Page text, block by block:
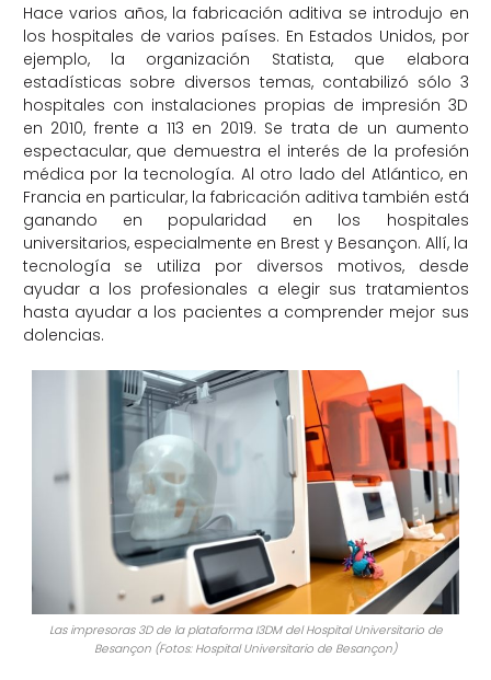
Hace varios años, la fabricación aditiva se introdujo en
los hospitales de varios países. En Estados Unidos, por
ejemplo, la organización Statista, que elabora
estadísticas sobre diversos temas, contabilizó sólo 3
hospitales con instalaciones propias de impresión 3D
en 2010, frente a 113 en 2019. Se trata de un aumento
espectacular, que demuestra el interés de la profesión
médica por la tecnología. Al otro lado del Atlántico, en
Francia en particular, la fabricación aditiva también está
ganando en popularidad en los hospitales
universitarios, especialmente en Brest y Besançon. Allí, la
tecnología se utiliza por diversos motivos, desde
ayudar a los profesionales a elegir sus tratamientos
hasta ayudar a los pacientes a comprender mejor sus
dolencias.
Las impresoras 3D de la plataforma I3DM del Hospital Universitario de
Besançon (Fotos: Hospital Universitario de Besançon)